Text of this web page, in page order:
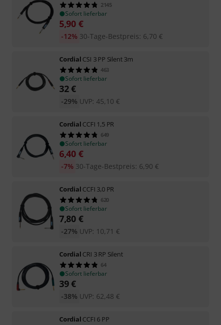
2145
Sofort lieferbar
5,90 €
30-Tage-Bestpreis: 6,70 €
-12%
Cordial CSI 3 PP Silent 3m
463
Sofort lieferbar
32€
UVP: 45,10 €
-29%
Cordial CCFI 1,5 PR
649
Sofort lieferbar
6,40 €
30-Tage-Bestpreis: 6,90 €
-7%
Cordial CCFI 3,0 PR
620
Sofort lieferbar
7,80 €
UVP: 10,71 €
-27%
Cordial CRI 3 RP Silent
64
Sofort lieferbar
39€
UVP: 62,48 €
-38%
Cordial CCFI 6 PP